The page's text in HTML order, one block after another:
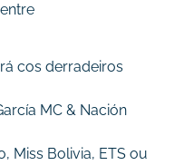
cos derradeiros
MC & Nación
Miss Bolivia, ETS ou